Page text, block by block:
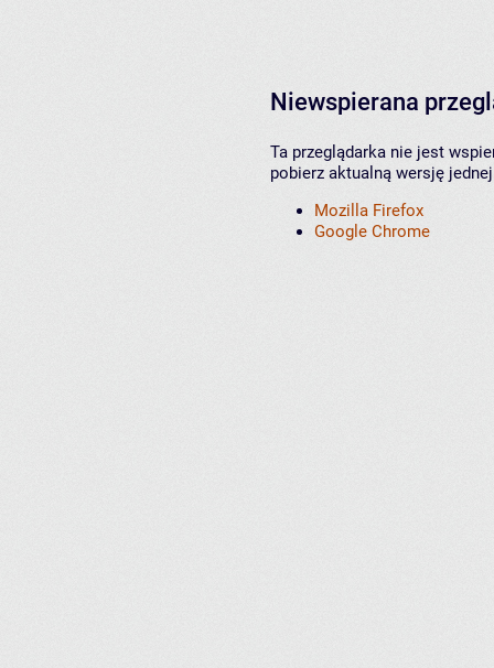
Niewspierana
Ta przeglądarka nie jest
pobierz aktualną wersję
Mozilla Firefox
Google Chrome